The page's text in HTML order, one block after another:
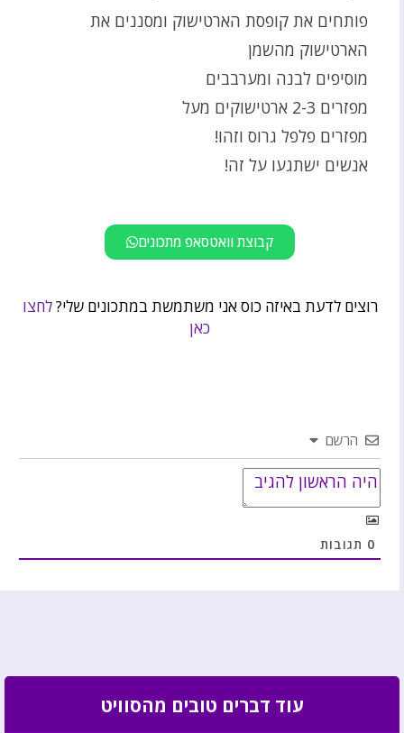
פותחים את קופסת הארטישוק ומסננים את
הארטישוק מהשמן
מוסיפים לבנה ומערבבים
מפזרים 2-3 ארטישוקים מעל
מפזרים פלפל גרוס וזהו!
אנשים ישתגעו על זה!
קבוצת וואטסאפ מתכונים
רוצים לדעת באיזה כוס אני משתמשת במתכונים שלי?לחצו
כאן
הרשם
0 תגובות
עוד דברים טובים מהסוויט